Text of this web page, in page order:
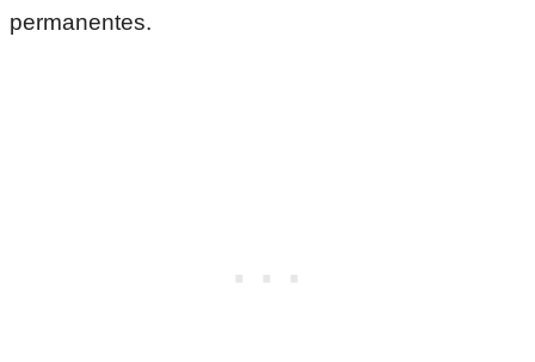
permanentes.